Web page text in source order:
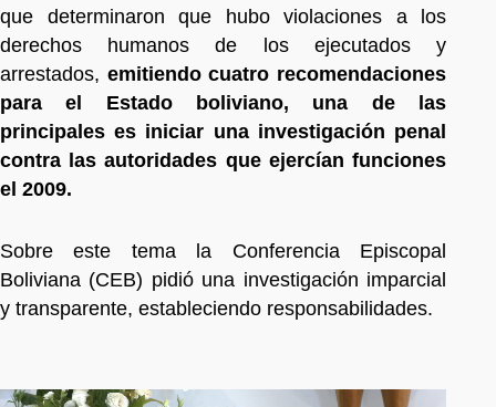
que determinaron que hubo violaciones a los
derechos humanos de los ejecutados y
arrestados, emitiendo cuatro recomendaciones
para el Estado boliviano, una de las
principales es iniciar una investigación penal
contra las autoridades que ejercían funciones
el 2009.
Sobre este tema la Conferencia Episcopal
Boliviana (CEB) pidió una investigación imparcial
y transparente, estableciendo responsabilidades.